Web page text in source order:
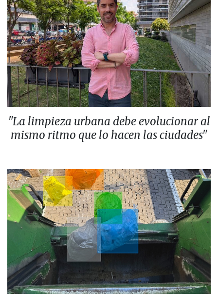
"La limpieza urbana debe evolucionar al
mismo ritmo que lo hacen las ciudades"